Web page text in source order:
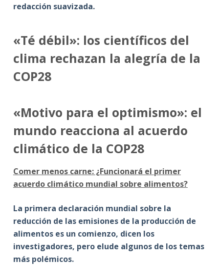
redacción suavizada.
«Té débil»: los científicos del
clima rechazan la alegría de la
COP28
«Motivo para el optimismo»: el
mundo reacciona al acuerdo
climático de la COP28
Comer menos carne: ¿Funcionará el primer
acuerdo climático mundial sobre alimentos?
La primera declaración mundial sobre la
reducción de las emisiones de la producción de
alimentos es un comienzo, dicen los
investigadores, pero elude algunos de los temas
más polémicos.